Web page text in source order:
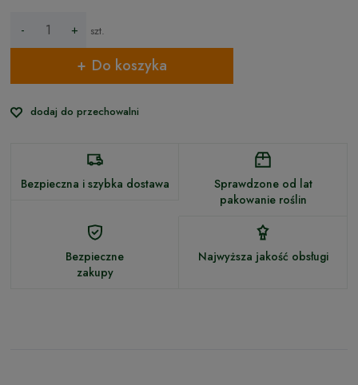
- + szt.
Do koszyka
dodaj do przechowalni
Bezpieczna i szybka dostawa
Sprawdzone od lat
pakowanie roślin
Bezpieczne
zakupy
Najwyższa jakość obsługi